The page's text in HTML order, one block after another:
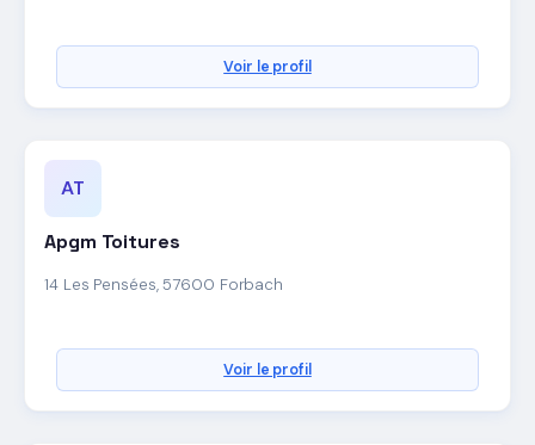
Voir le profil
AT
Apgm Toitures
14 Les Pensées, 57600 Forbach
Voir le profil